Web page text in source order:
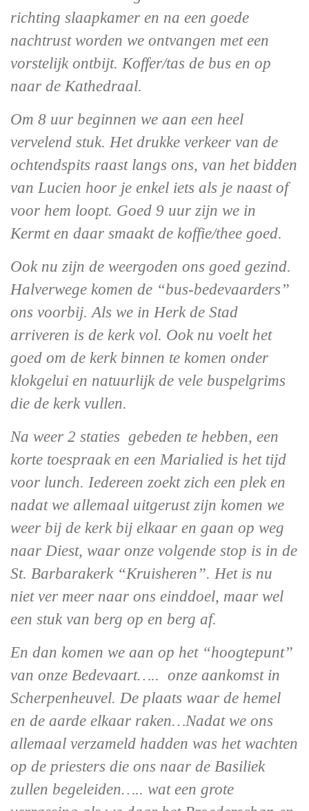
richting slaapkamer en na een goede
nachtrust worden we ontvangen met een
vorstelijk ontbijt. Koffer/tas de bus en op
naar de Kathedraal.
Om 8 uur beginnen we aan een heel
vervelend stuk. Het drukke verkeer van de
ochtendspits raast langs ons, van het bidden
van Lucien hoor je enkel iets als je naast of
voor hem loopt. Goed 9 uur zijn we in
Kermt en daar smaakt de koffie/thee goed.
Ook nu zijn de weergoden ons goed gezind.
Halverwege komen de “bus-bedevaarders”
ons voorbij. Als we in Herk de Stad
arriveren is de kerk vol. Ook nu voelt het
goed om de kerk binnen te komen onder
klokgelui en natuurlijk de vele buspelgrims
die de kerk vullen.
Na weer 2 staties gebeden te hebben, een
korte toespraak en een Marialied is het tijd
voor lunch. Iedereen zoekt zich een plek en
nadat we allemaal uitgerust zijn komen we
weer bij de kerk bij elkaar en gaan op weg
naar Diest, waar onze volgende stop is in de
St. Barbarakerk “Kruisheren”. Het is nu
niet ver meer naar ons einddoel, maar wel
een stuk van berg op en berg af.
En dan komen we aan op het “hoogtepunt”
van onze Bedevaart….. onze aankomst in
Scherpenheuvel. De plaats waar de hemel
en de aarde elkaar raken…Nadat we ons
allemaal verzameld hadden was het wachten
op de priesters die ons naar de Basiliek
zullen begeleiden….. wat een grote